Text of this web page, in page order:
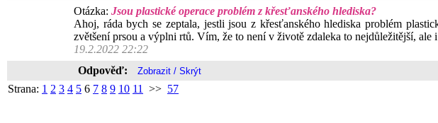
Otázka: Jsou plastické operace problém z křesťanského hlediska?
Ahoj, ráda bych se zeptala, jestli jsou z křesťanského hlediska problém
zvětšení prsou a výplni rtů. Vím, že to není v životě zdaleka to nejdůležitější,
19.2.2022 22:22
Odpověď:
Strana: 1 2 3 4 5 6 7 8 9 10 11 >> 57